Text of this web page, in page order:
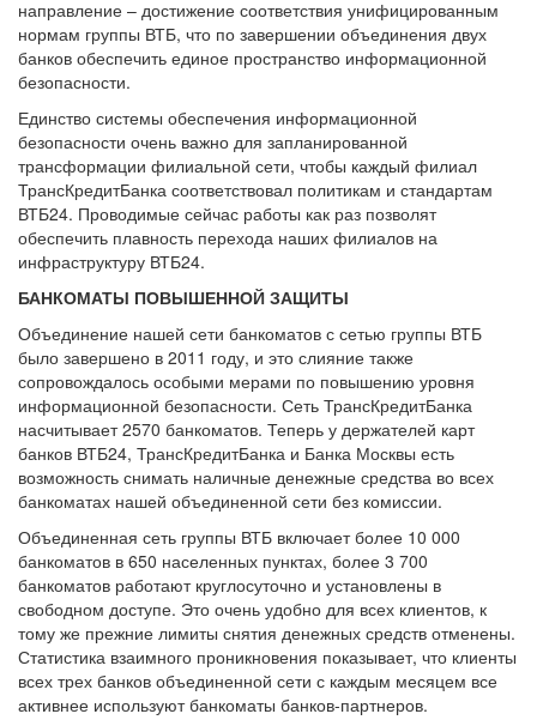
направление – достижение соответствия унифицированным
нормам группы ВТБ, что по завершении объединения двух
банков обеспечить единое пространство информационной
безопасности.
Единство системы обеспечения информационной
безопасности очень важно для запланированной
трансформации филиальной сети, чтобы каждый филиал
ТрансКредитБанка соответствовал политикам и стандартам
ВТБ24. Проводимые сейчас работы как раз позволят
обеспечить плавность перехода наших филиалов на
инфраструктуру ВТБ24.
БАНКОМАТЫ ПОВЫШЕННОЙ ЗАЩИТЫ
Объединение нашей сети банкоматов с сетью группы ВТБ
было завершено в 2011 году, и это слияние также
сопровождалось особыми мерами по повышению уровня
информационной безопасности. Сеть ТрансКредитБанка
насчитывает 2570 банкоматов. Теперь у держателей карт
банков ВТБ24, ТрансКредитБанка и Банка Москвы есть
возможность снимать наличные денежные средства во всех
банкоматах нашей объединенной сети без комиссии.
Объединенная сеть группы ВТБ включает более 10 000
банкоматов в 650 населенных пунктах, более 3 700
банкоматов работают круглосуточно и установлены в
свободном доступе. Это очень удобно для всех клиентов, к
тому же прежние лимиты снятия денежных средств отменены.
Статистика взаимного проникновения показывает, что клиенты
всех трех банков объединенной сети с каждым месяцем все
активнее используют банкоматы банков-партнеров.